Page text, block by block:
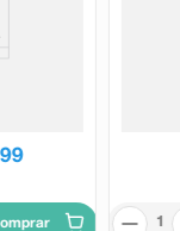
99